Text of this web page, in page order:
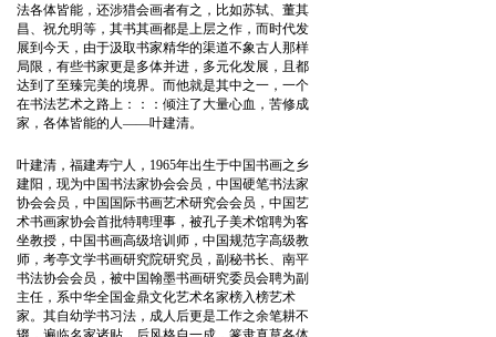
法各体皆能，还涉猎会画者有之，比如苏轼、董其
昌、祝允明等，其书其画都是上层之作，而时代发
展到今天，由于汲取书家精华的渠道不象古人那样
局限，有些书家更是多体并进，多元化发展，且都
达到了至臻完美的境界。而他就是其中之一，一个
在书法艺术之路上：：：倾注了大量心血，苦修成
家，各体皆能的人——叶建清。
叶建清，福建寿宁人，1965年出生于中国书画之乡
建阳，现为中国书法家协会会员，中国硬笔书法家
协会会员，中国国际书画艺术研究会会员，中国艺
术书画家协会首批特聘理事，被孔子美术馆聘为客
坐教授，中国书画高级培训师，中国规范字高级教
师，考亭文学书画研究院研究员，副秘书长、南平
书法协会会员，被中国翰墨书画研究委员会聘为副
主任，系中华全国金鼎文化艺术名家榜入榜艺术
家。其自幼学书习法，成人后更是工作之余笔耕不